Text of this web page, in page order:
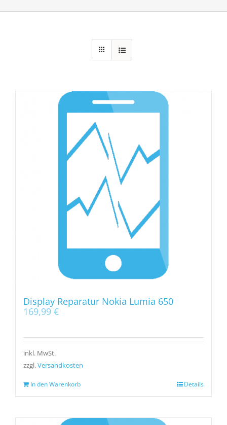
Display Reparatur Nokia Lumia 650
169,99 €
inkl. MwSt.
zzgl.Versandkosten
In den Warenkorb Details